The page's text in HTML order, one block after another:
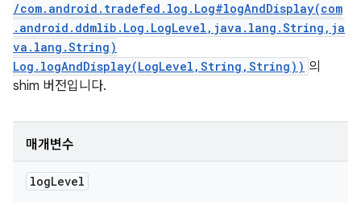
/com.android.tradefed.log.Log#logAndDisplay(com
.android.ddmlib.Log.LogLevel,java.lang.String,ja
va.lang.String)
Log.logAndDisplay(LogLevel,String,String)) 의
shim 버전입니다.
매개변수
logLevel